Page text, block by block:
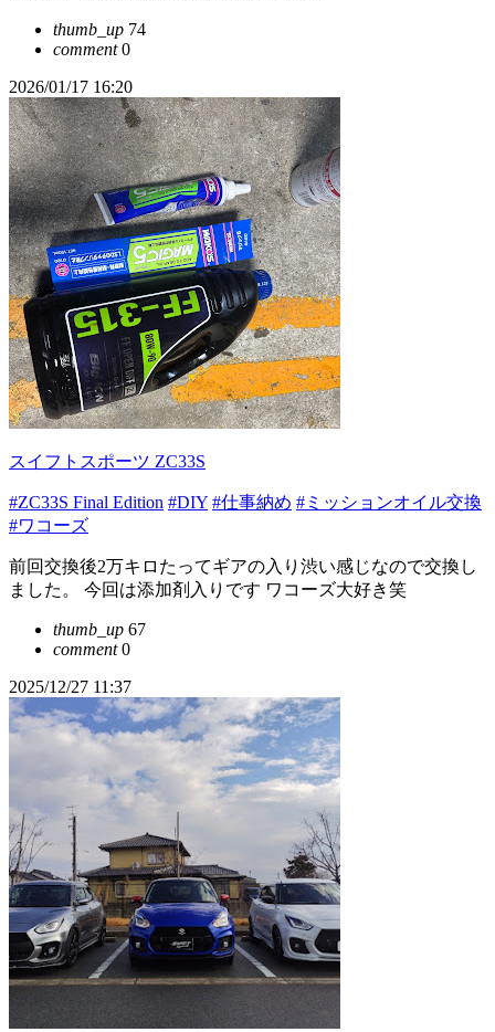
thumb_up 74
comment0
2026/01/17 16:20
スイフトスポーツ ZC33S
#ZC33S Final Edition #DIY #仕事納め #ミッションオイル交換
#ワコーズ
前回交換後2万キロたってギアの入り渋い感じなので交換し
ました。 今回は添加剤入りです ワコーズ大好き笑
thumb_up 67
comment0
2025/12/27 11:37